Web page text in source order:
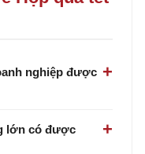
nghiệp được
lớn có được